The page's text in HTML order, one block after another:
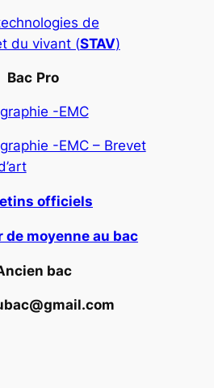
de
du vivant (STAV)
Bac Pro
-EMC
-EMC – Brevet
officiels
de moyenne au bac
bac